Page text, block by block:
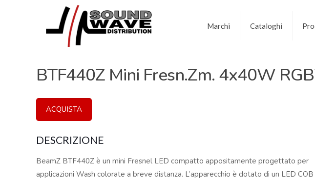
Marchi Cataloghi
BTF440Z Mini Fresn.Zm. 4x40W
ACQUISTA
DESCRIZIONE
BeamZ BTF440Z è un mini Fresnel LED compatto appositamente progettato per
applicazioni Wash colorate a breve distanza. L’apparecchio è dotato di un LED COB